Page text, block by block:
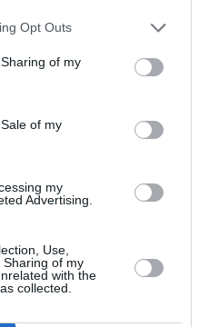
Opt Outs
of my
of my
my
Advertising.
Use,
of my
with the
collected.
Άρθρα